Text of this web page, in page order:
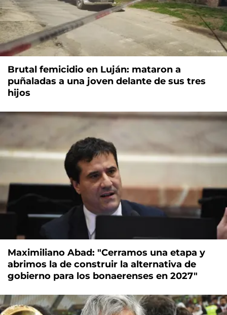
Brutal femicidio en Luján: mataron a
puñaladas a una joven delante de sus tres
hijos
Maximiliano Abad: "Cerramos una etapa y
abrimos la de construir la alternativa de
gobierno para los bonaerenses en 2027"